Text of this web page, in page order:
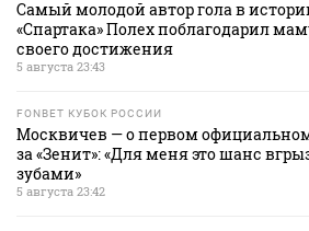
Самый молодой автор гола в
«Спартака» Полех поблагодарил
своего достижения
5 августа 23:43
FONBET КУБОК РОССИИ
Москвичев — о первом
за «Зенит»: «Для меня это шанс
зубами»
5 августа 23:42